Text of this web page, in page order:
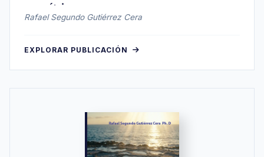
geométrico
Rafael Segundo Gutiérrez Cera
EXPLORAR PUBLICACIÓN